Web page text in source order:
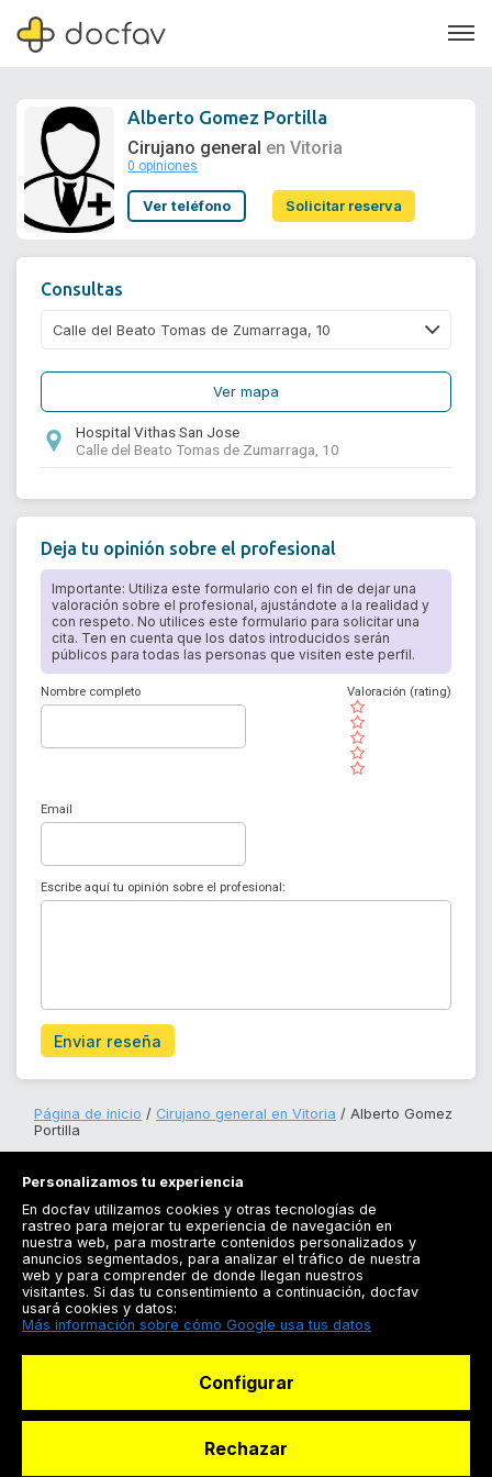
Soporte
Alberto Gomez Portilla
Cirujano general en Vitoria
0 opiniones
Ver teléfono Solicitar reserva
Consultas
Ver mapa
Hospital Vithas San Jose
Calle del Beato Tomas de Zumarraga, 10
Deja tu opinión sobre el profesional
Importante: Utiliza este formulario con el fin de dejar una
valoración sobre el profesional, ajustándote a la realidad y
con respeto. No utilices este formulario para solicitar una
cita. Ten en cuenta que los datos introducidos serán
públicos para todas las personas que visiten este perfil.
Nombre completo
( )
( )
( )
( )
( )
Valoración (rating)
Email
Escribe aquí tu opinión sobre el profesional:
Enviar reseña
Página de inicio Cirujano general en Vitoria
Alberto Gomez
Portilla
Registrarse
Docfav
Personalizamos tu experiencia
En docfav utilizamos cookies y otras tecnologías de
rastreo para mejorar tu experiencia de navegación en
nuestra web, para mostrarte contenidos personalizados y
anuncios segmentados, para analizar el tráfico de nuestra
web y para comprender de donde llegan nuestros
visitantes. Si das tu consentimiento a continuación, docfav
usará cookies y datos:
Más información sobre cómo Google usa tus datos
Configurar
Rechazar